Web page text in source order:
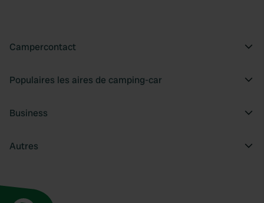
Campercontact
Populaires les aires de camping-car
Business
Autres